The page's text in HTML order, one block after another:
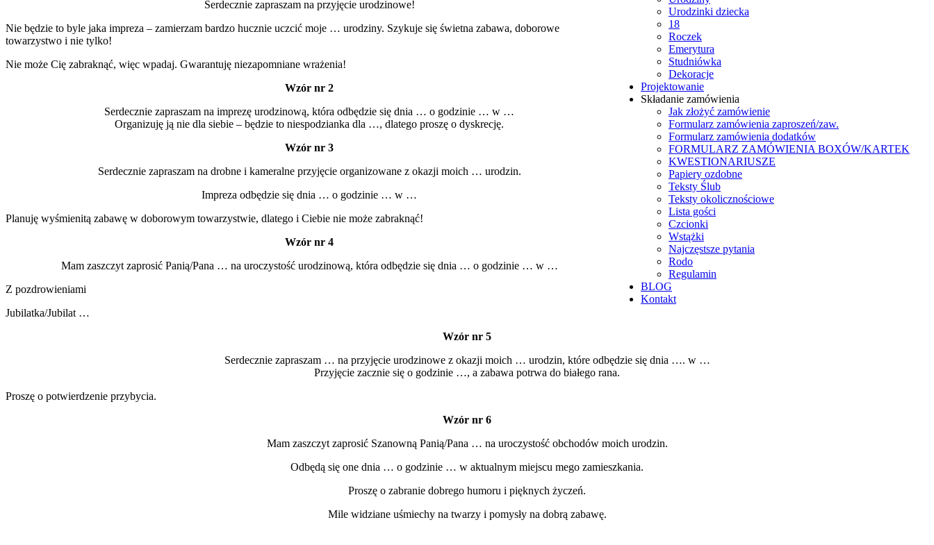
Urodzinki dziecka
18
Roczek
Emerytura
Studniówka
Dekoracje
Projektowanie
Składanie zamówienia
Jak złożyć zamówienie
Formularz zamówienia zaproszeń/zaw.
Formularz zamówienia dodatków
FORMULARZ ZAMÓWIENIA BOXÓW/KARTEK
KWESTIONARIUSZE
Papiery ozdobne
Teksty Ślub
Teksty okolicznościowe
Lista gości
Czcionki
Wstążki
Najczęstsze pytania
Rodo
Regulamin
BLOG
Kontakt
Serdecznie zapraszam na przyjęcie urodzinowe!
Nie będzie to byle jaka impreza – zamierzam bardzo hucznie uczcić moje … urodziny. Szykuje się świetna zabawa, doborowe
towarzystwo i nie tylko!
Nie może Cię zabraknąć, więc wpadaj. Gwarantuję niezapomniane wrażenia!
Wzór nr 2
Serdecznie zapraszam na imprezę urodzinową, która odbędzie się dnia … o godzinie … w …
Organizuję ją nie dla siebie – będzie to niespodzianka dla …, dlatego proszę o dyskrecję.
Wzór nr 3
Serdecznie zapraszam na drobne i kameralne przyjęcie organizowane z okazji moich … urodzin.
Impreza odbędzie się dnia … o godzinie … w …
Planuję wyśmienitą zabawę w doborowym towarzystwie, dlatego i Ciebie nie może zabraknąć!
Wzór nr 4
Mam zaszczyt zaprosić Panią/Pana … na uroczystość urodzinową, która odbędzie się dnia … o godzinie … w …
Z pozdrowieniami
Jubilatka/Jubilat …
Wzór nr 5
Serdecznie zapraszam … na przyjęcie urodzinowe z okazji moich … urodzin, które odbędzie się dnia …. w …
Przyjęcie zacznie się o godzinie …, a zabawa potrwa do białego rana.
Proszę o potwierdzenie przybycia.
Wzór nr 6
Mam zaszczyt zaprosić Szanowną Panią/Pana … na uroczystość obchodów moich urodzin.
Odbędą się one dnia … o godzinie … w aktualnym miejscu mego zamieszkania.
Proszę o zabranie dobrego humoru i pięknych życzeń.
Mile widziane uśmiechy na twarzy i pomysły na dobrą zabawę.